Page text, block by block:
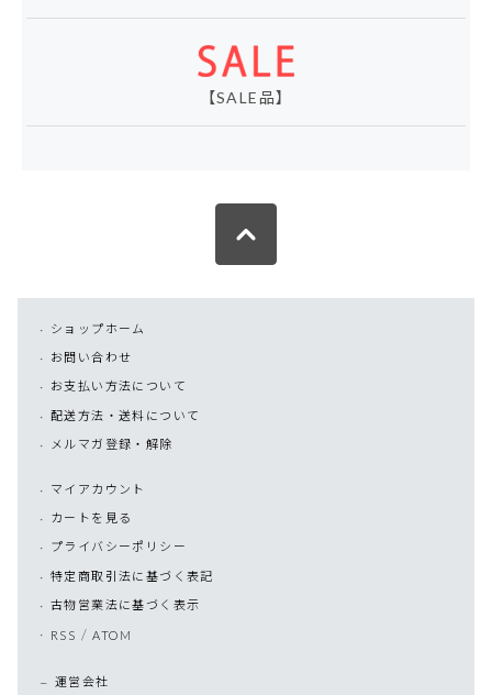
【SALE品】
ショップホーム
お問い合わせ
お支払い方法について
配送方法・送料について
メルマガ登録・解除
マイアカウント
カートを見る
プライバシーポリシー
特定商取引法に基づく表記
古物営業法に基づく表示
RSS /ATOM
運営会社